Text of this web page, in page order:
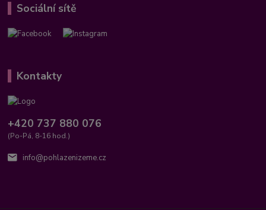
Sociální sítě
Kontakty
+420 737 880 076
(Po-Pá, 8-16 hod.)
info@pohlazenizeme.cz